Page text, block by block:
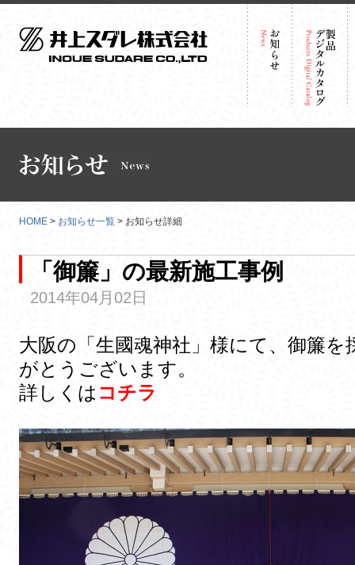
HOME > お知らせ一覧 > お知らせ詳細
「御簾」の最新施工事例
2014年04月02日
大阪の「生國魂神社」様にて、御簾
がとうございます。
詳しくは コチラ